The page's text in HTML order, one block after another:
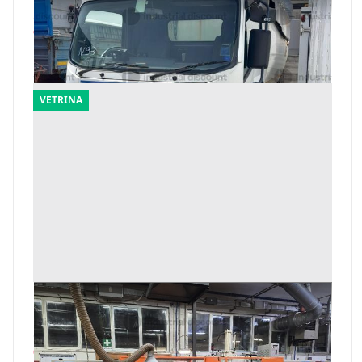
Arpaia (Benevento)
Offerta minima
9.900 €
VETRINA
1#9969 Pressa a iniezione orizzontale per
gomma RPM
Offerta minima
6.000 €